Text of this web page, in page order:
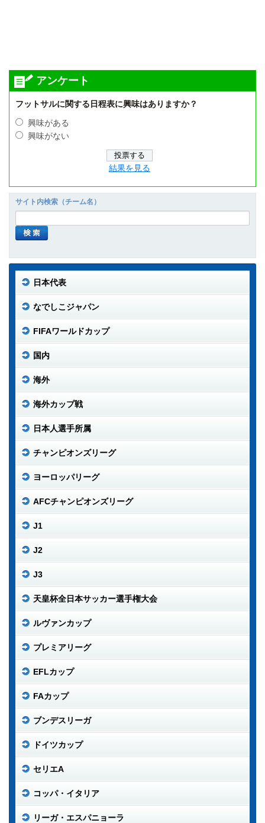
アンケート
フットサルに関する日程表に興味はありますか？
興味がある
興味がない
結果を見る
サイト内検索（チーム名）
日本代表
なでしこジャパン
FIFAワールドカップ
国内
海外
海外カップ戦
日本人選手所属
チャンピオンズリーグ
ヨーロッパリーグ
AFCチャンピオンズリーグ
J1
J2
J3
天皇杯全日本サッカー選手権大会
ルヴァンカップ
プレミアリーグ
EFLカップ
FAカップ
ブンデスリーガ
ドイツカップ
セリエA
コッパ・イタリア
リーガ・エスパニョーラ